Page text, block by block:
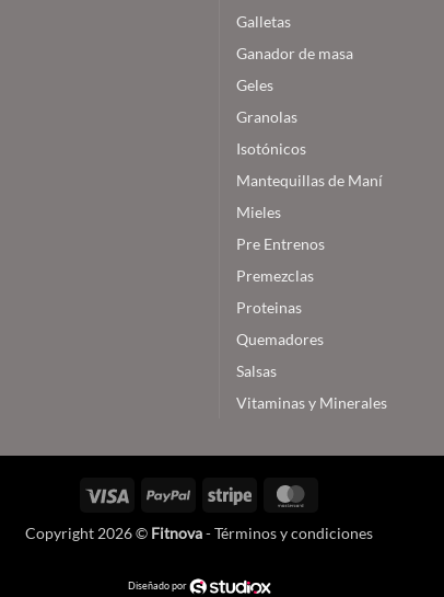
Galletas
Ganador de masa
Geles
Granolas
Isotónicos
Mantequillas de Maní
Mieles
Pre Entrenos
Premezclas
Proteinas
Quemadores
Salsas
Vitaminas y Minerales
Visa PayPal Stripe
Copyright 2026 © Fitnova-Términos y condiciones
Diseñado por